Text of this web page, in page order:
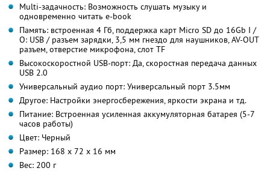
Multi-задачность: Возможность слушать музыку и
одновременно читать e-book
Память: встроенная 4 Гб, поддержка карт Micro SD до 16Gb I /
O: USB / разъем зарядки, 3,5 мм гнездо для наушников, AV-OUT
разъем, отверстие микрофона, слот TF
Высокоскоростной USB-порт: Да, скоростная передача данных
USB 2.0
Универсальный аудио порт: Универсальный порт 3.5мм
Другое: Настройки энергосбережения, яркости экрана и тд.
Питание: Встроенная усиленная аккумуляторная батарея (5-7
часов работы)
Цвет: Черный
Размер: 168 х 72 х 16 мм
Вес: 200 г